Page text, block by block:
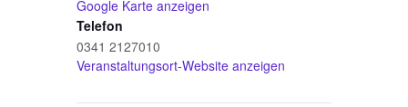
Google Karte anzeigen
Telefon
0341 2127010
Veranstaltungsort-Website anzeigen